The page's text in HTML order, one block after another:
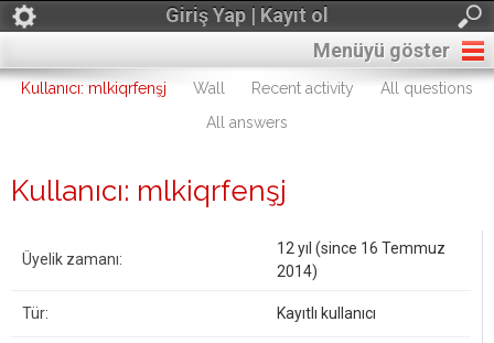
Giriş Yap | Kayıt ol
Menüyü göster
Kullanıcı: mlkiqrfenşj Wall Recent activity
All questions
All answers
Kullanıcı: mlkiqrfenşj
Üyelik zamanı:
12 yıl (since 16 Temmuz
2014)
Tür: Kayıtlı kullanıcı